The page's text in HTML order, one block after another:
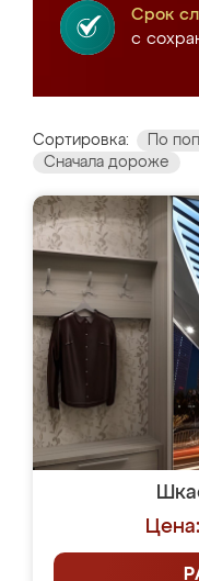
Срок
с
Сортировка: По
Сначала дороже